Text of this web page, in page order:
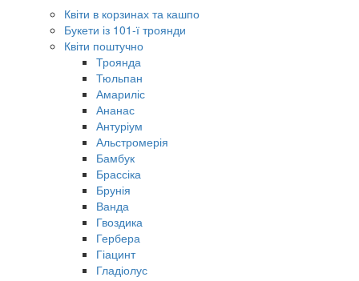
Квіти в корзинах та кашпо
Букети із 101-ї троянди
Квіти поштучно
Троянда
Тюльпан
Амариліс
Ананас
Антуріум
Альстромерія
Бамбук
Брассіка
Брунія
Ванда
Гвоздика
Гербера
Гіацинт
Гладіолус